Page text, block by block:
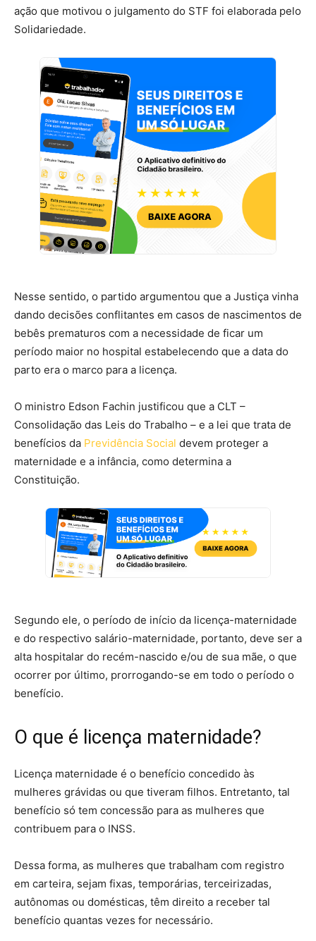
ação que motivou o julgamento do STF foi elaborada pelo
Solidariedade.
Nesse sentido, o partido argumentou que a Justiça vinha
dando decisões conflitantes em casos de nascimentos de
bebês prematuros com a necessidade de ficar um
período maior no hospital estabelecendo que a data do
parto era o marco para a licença.
O ministro Edson Fachin justificou que a CLT –
Consolidação das Leis do Trabalho – e a lei que trata de
benefícios da Previdência Social devem proteger a
maternidade e a infância, como determina a
Constituição.
Segundo ele, o período de início da licença-maternidade
e do respectivo salário-maternidade, portanto, deve ser a
alta hospitalar do recém-nascido e/ou de sua mãe, o que
ocorrer por último, prorrogando-se em todo o período o
benefício.
O que é licença maternidade?
Licença maternidade é o benefício concedido às
mulheres grávidas ou que tiveram filhos. Entretanto, tal
benefício só tem concessão para as mulheres que
contribuem para o INSS.
Dessa forma, as mulheres que trabalham com registro
em carteira, sejam fixas, temporárias, terceirizadas,
autônomas ou domésticas, têm direito a receber tal
benefício quantas vezes for necessário.